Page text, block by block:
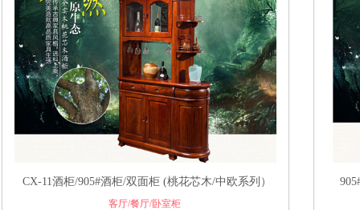
CX-11酒柜/905#酒柜/双面柜 (桃花芯木/中欧系列）
客厅/餐厅/卧室柜